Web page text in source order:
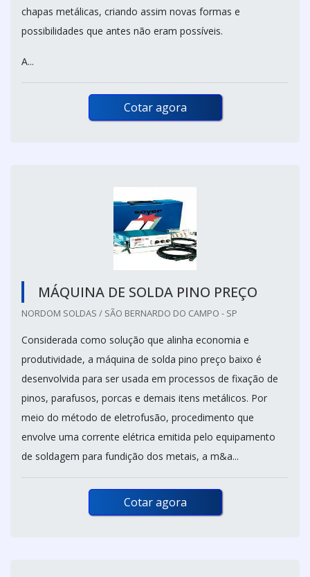
chapas metálicas, criando assim novas formas e
possibilidades que antes não eram possíveis.
A...
Cotar agora
MÁQUINA DE SOLDA PINO PREÇO
NORDOM SOLDAS / SÃO BERNARDO DO CAMPO - SP
Considerada como solução que alinha economia e
produtividade, a máquina de solda pino preço baixo é
desenvolvida para ser usada em processos de fixação de
pinos, parafusos, porcas e demais itens metálicos. Por
meio do método de eletrofusão, procedimento que
envolve uma corrente elétrica emitida pelo equipamento
de soldagem para fundição dos metais, a m&a...
Cotar agora